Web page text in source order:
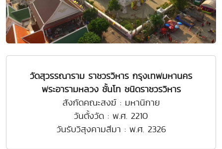
วัดสุวรรณาราม ราชวรวิหาร กรุงเทพมหานคร
พระอารามหลวง ชั้นโท ชนิดราชวรวิหาร
สังกัดคณะสงฆ์ : มหานิกาย
วันตั้งวัด : พ.ศ. 2210
วันรับวิสุงคามสีมา : พ.ศ. 2326